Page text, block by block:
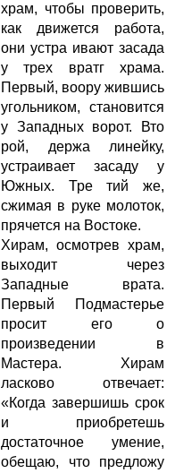
храм, чтобы проверить,
как движется работа,
они устра ивают засада
у трех вратг храма.
Первый, воору жившись
угольником, становится
у Западных ворот. Вто
рой, держа линейку,
устраивает засаду у
Южных. Тре тий же,
сжимая в руке молоток,
прячется на Востоке.
Хирам, осмотрев храм,
выходит через
Западные врата.
Первый Подмастерье
просит его о
произведении в
Мастера. Хирам
ласково отвечает:
«Когда завершишь срок
и приобретешь
достаточное умение,
обещаю, что предложу